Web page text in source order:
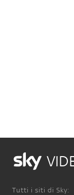
Tutti i siti di Sky: